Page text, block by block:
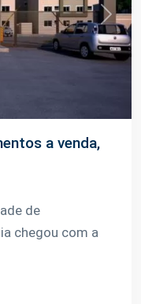
Next
a venda,
de
chegou com a